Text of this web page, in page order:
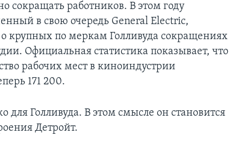
работников. В этом году
в свою очередь General Electric,
крупных по меркам Голливуда сокращениях
Официальная статистика показывает, что
рабочих мест в киноиндустрии
171 200.
для Голливуда. В этом смысле он становится
Детройт.